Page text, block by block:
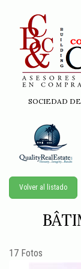
SOCIEDAD
Volver al listado
17 Fotos